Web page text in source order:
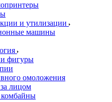
и утилизации
машины
фигуры
омоложения
лицом
комбайны